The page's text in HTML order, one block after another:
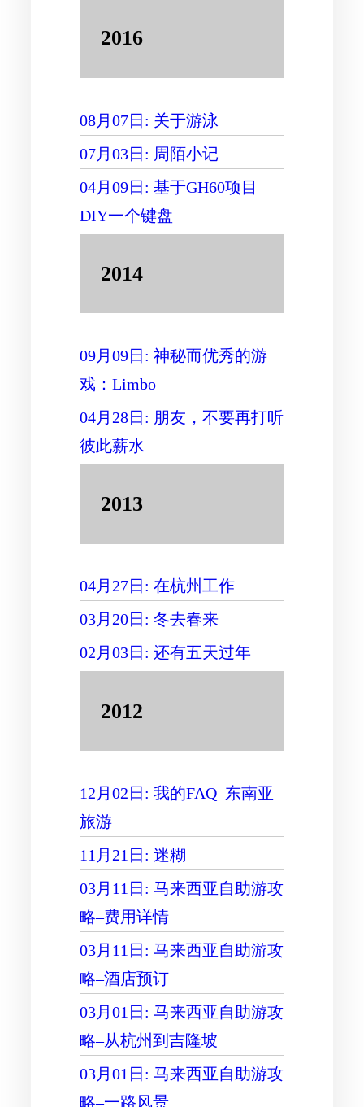
2016
08月07日: 关于游泳
07月03日: 周陌小记
04月09日: 基于GH60项目
DIY一个键盘
2014
09月09日: 神秘而优秀的游
戏：Limbo
04月28日: 朋友，不要再打听
彼此薪水
2013
04月27日: 在杭州工作
03月20日: 冬去春来
02月03日: 还有五天过年
2012
12月02日: 我的FAQ–东南亚
旅游
11月21日: 迷糊
03月11日: 马来西亚自助游攻
略–费用详情
03月11日: 马来西亚自助游攻
略–酒店预订
03月01日: 马来西亚自助游攻
略–从杭州到吉隆坡
03月01日: 马来西亚自助游攻
略–一路风景